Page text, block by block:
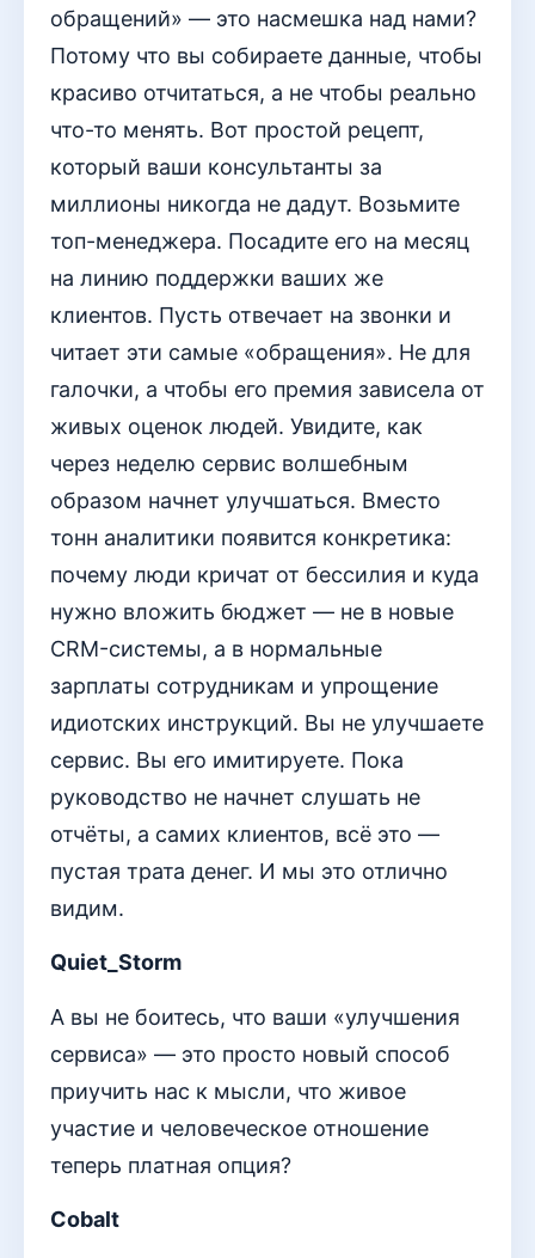
обращений» — это насмешка над нами?
Потому что вы собираете данные, чтобы
красиво отчитаться, а не чтобы реально
что-то менять. Вот простой рецепт,
который ваши консультанты за
миллионы никогда не дадут. Возьмите
топ-менеджера. Посадите его на месяц
на линию поддержки ваших же
клиентов. Пусть отвечает на звонки и
читает эти самые «обращения». Не для
галочки, а чтобы его премия зависела от
живых оценок людей. Увидите, как
через неделю сервис волшебным
образом начнет улучшаться. Вместо
тонн аналитики появится конкретика:
почему люди кричат от бессилия и куда
нужно вложить бюджет — не в новые
CRM-системы, а в нормальные
зарплаты сотрудникам и упрощение
идиотских инструкций. Вы не улучшаете
сервис. Вы его имитируете. Пока
руководство не начнет слушать не
отчёты, а самих клиентов, всё это —
пустая трата денег. И мы это отлично
видим.
Quiet_Storm
А вы не боитесь, что ваши «улучшения
сервиса» — это просто новый способ
приучить нас к мысли, что живое
участие и человеческое отношение
теперь платная опция?
Cobalt